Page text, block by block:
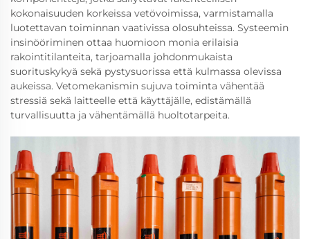
kokonaisuuden korkeissa vetövoimissa, varmistamalla
luotettavan toiminnan vaativissa olosuhteissa. Systeemin
insinööriminen ottaa huomioon monia erilaisia
rakointitilanteita, tarjoamalla johdonmukaista
suorituskykyä sekä pystysuorissa että kulmassa olevissa
aukeissa. Vetomekanismin sujuva toiminta vähentää
stressiä sekä laitteelle että käyttäjälle, edistämällä
turvallisuutta ja vähentämällä huoltotarpeita.